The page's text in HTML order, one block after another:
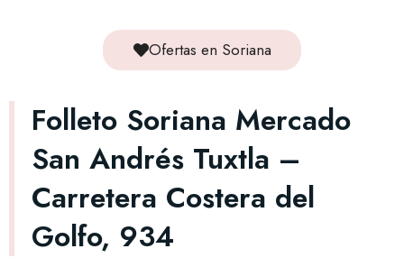
Ofertas en Soriana
Folleto Soriana Mercado
San Andrés Tuxtla –
Carretera Costera del
Golfo, 934